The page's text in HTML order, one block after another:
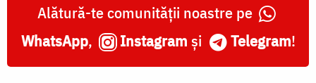
Alătură-te comunității noastre pe
WhatsApp, Instagram și Telegram!